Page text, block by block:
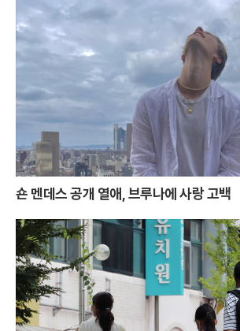
숀 멘데스 공개 열애, 브루나에 사랑 고백